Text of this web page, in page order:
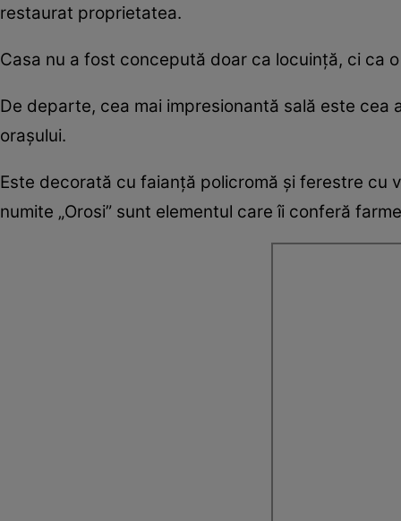
restaurat proprietatea.
Casa nu a fost concepută doar ca locuință, ci ca
De departe, cea mai impresionantă sală este
orașului.
Este decorată cu faianță policromă și ferestre cu
numite „Orosi” sunt elementul care îi conferă